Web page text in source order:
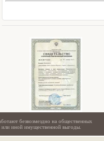
безвозмездно на общественных
иной имущественной выгоды.